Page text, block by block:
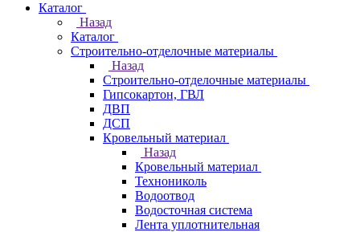
Каталог
Назад
Каталог
Строительно-отделочные материалы
Назад
Строительно-отделочные материалы
Гипсокартон, ГВЛ
ДВП
ДСП
Кровельный материал
Назад
Кровельный материал
Технониколь
Водоотвод
Водосточная система
Лента уплотнительная